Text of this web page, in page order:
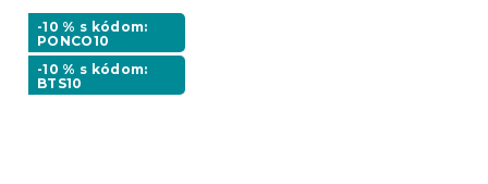
-10 % s kódom:
PONCO10
-10 % s kódom:
BTS10